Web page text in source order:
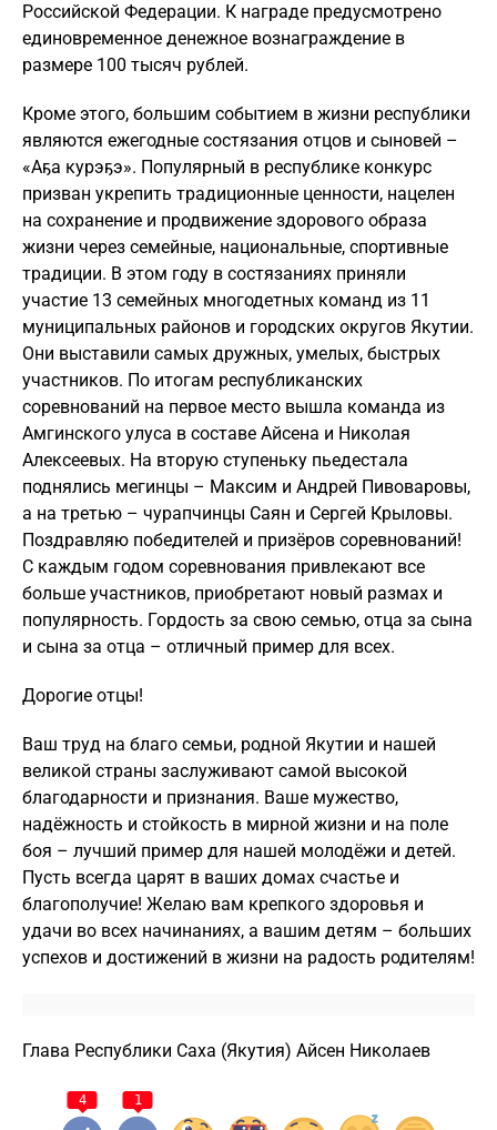
Российской Федерации. К награде предусмотрено
единовременное денежное вознаграждение в
размере 100 тысяч рублей.
Кроме этого, большим событием в жизни республики
являются ежегодные состязания отцов и сыновей –
«Аҕа курэҕэ». Популярный в республике конкурс
призван укрепить традиционные ценности, нацелен
на сохранение и продвижение здорового образа
жизни через семейные, национальные, спортивные
традиции. В этом году в состязаниях приняли
участие 13 семейных многодетных команд из 11
муниципальных районов и городских округов Якутии.
Они выставили самых дружных, умелых, быстрых
участников. По итогам республиканских
соревнований на первое место вышла команда из
Амгинского улуса в составе Айсена и Николая
Алексеевых. На вторую ступеньку пьедестала
поднялись мегинцы – Максим и Андрей Пивоваровы,
а на третью – чурапчинцы Саян и Сергей Крыловы.
Поздравляю победителей и призёров соревнований!
С каждым годом соревнования привлекают все
больше участников, приобретают новый размах и
популярность. Гордость за свою семью, отца за сына
и сына за отца – отличный пример для всех.
Дорогие отцы!
Ваш труд на благо семьи, родной Якутии и нашей
великой страны заслуживают самой высокой
благодарности и признания. Ваше мужество,
надёжность и стойкость в мирной жизни и на поле
боя – лучший пример для нашей молодёжи и детей.
Пусть всегда царят в ваших домах счастье и
благополучие! Желаю вам крепкого здоровья и
удачи во всех начинаниях, а вашим детям – больших
успехов и достижений в жизни на радость родителям!
Глава Республики Саха (Якутия) Айсен Николаев
4 1